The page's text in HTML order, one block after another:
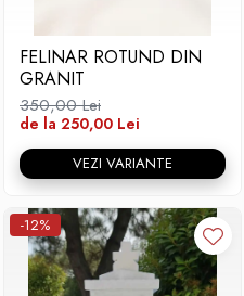
FELINAR ROTUND DIN
GRANIT
350,00 Lei
de la 250,00 Lei
VEZI VARIANTE
-12%